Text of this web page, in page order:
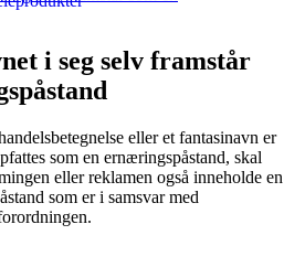
i seg selv framstår
eller et fantasinavn er
som en ernæringspåstand, skal
eller reklamen også inneholde en
som er i samsvar med